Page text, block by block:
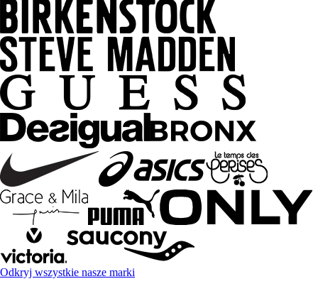
Odkryj wszystkie nasze marki